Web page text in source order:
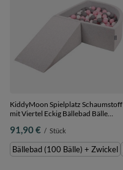
KiddyMoon Spielplatz Schaumstoff
mit Viertel Eckig Bällebad Bälle
hellgrau:weiß/grau/puderrosa,
Bällebad (100 Bälle) + Zwickel
91,90 € / Stück
Bällebad (100 Bälle) + Zwickel